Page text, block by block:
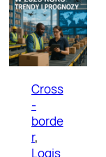
Cross
-
borde
r
Logis